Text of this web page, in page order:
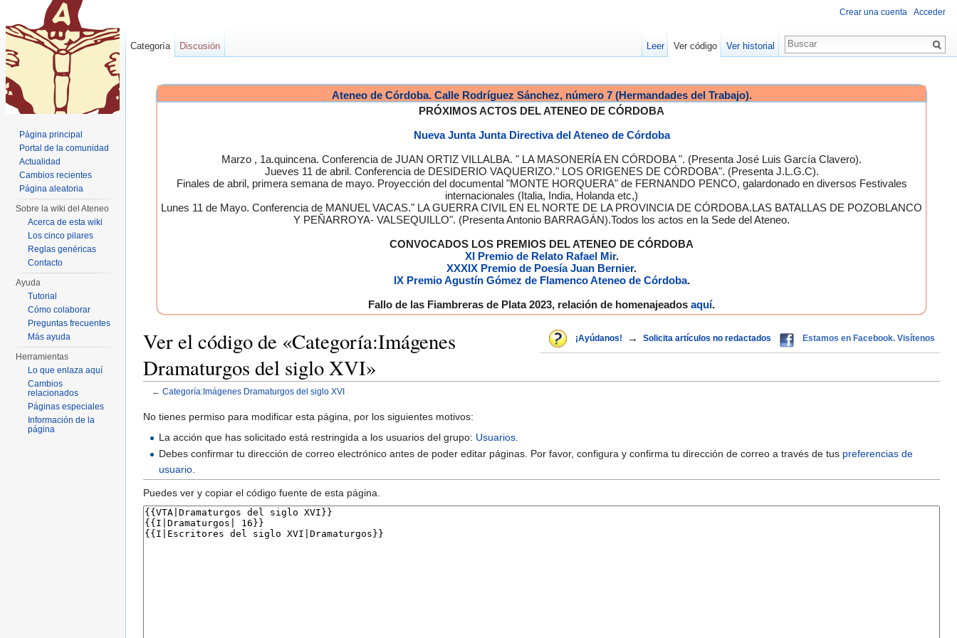
Ateneo de Córdoba. Calle Rodríguez Sánchez, número 7 (Hermandades del Trabajo).
PRÓXIMOS ACTOS DEL ATENEO DE CÓRDOBA
Nueva Junta Junta Directiva del Ateneo de Córdoba
Marzo , 1a.quincena. Conferencia de JUAN ORTIZ VILLALBA. " LA MASONERÍA EN CÓRDOBA ". (Presenta José Luis García Clavero).
Jueves 11 de abril. Conferencia de DESIDERIO VAQUERIZO." LOS ORIGENES DE CÓRDOBA". (Presenta J.L.G.C).
Finales de abril, primera semana de mayo. Proyección del documental "MONTE HORQUERA" de FERNANDO PENCO, galardonado en diversos Festivales
internacionales (Italia, India, Holanda etc,)
Lunes 11 de Mayo. Conferencia de MANUEL VACAS." LA GUERRA CIVIL EN EL NORTE DE LA PROVINCIA DE CÓRDOBA.LAS BATALLAS DE POZOBLANCO
Y PEÑARROYA- VALSEQUILLO". (Presenta Antonio BARRAGÁN).Todos los actos en la Sede del Ateneo.
CONVOCADOS LOS PREMIOS DEL ATENEO DE CÓRDOBA
XI Premio de Relato Rafael Mir.
XXXIX Premio de Poesía Juan Bernier.
IX Premio Agustín Gómez de Flamenco Ateneo de Córdoba.
Fallo de las Fiambreras de Plata 2023, relación de homenajeados aquí.
¡Ayúdanos! → Solicita artículos no redactados Estamos en Facebook. Visítenos
Ver el código de «Categoría:Imágenes
Dramaturgos del siglo XVI»
← Categoría:Imágenes Dramaturgos del siglo XVI
No tienes permiso para modificar esta página, por los siguientes motivos:
La acción que has solicitado está restringida a los usuarios del grupo: Usuarios
Debes confirmar tu dirección de correo electrónico antes de poder editar páginas. Por favor, configura y confirma tu dirección de correo a través de tus preferencias de
usuario
Puedes ver y copiar el código fuente de esta página.
Crear una cuenta Acceder
Categoría Discusión Leer Ver código Ver historial
Página principal
Portal de la comunidad
Actualidad
Cambios recientes
Página aleatoria
Sobre la wiki del Ateneo
Acerca de esta wiki
Los cinco pilares
Reglas genéricas
Contacto
Ayuda
Tutorial
Cómo colaborar
Preguntas frecuentes
Más ayuda
Herramientas
Lo que enlaza aquí
Cambios
relacionados
Páginas especiales
Información de la
página